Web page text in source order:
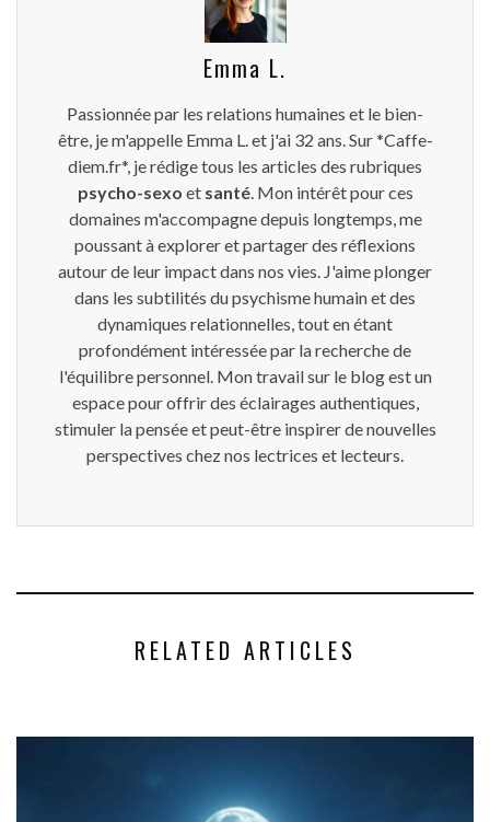
Emma L.
Passionnée par les relations humaines et le bien-
être, je m'appelle Emma L. et j'ai 32 ans. Sur *Caffe-
diem.fr*, je rédige tous les articles des rubriques
psycho-sexo et santé. Mon intérêt pour ces
domaines m'accompagne depuis longtemps, me
poussant à explorer et partager des réflexions
autour de leur impact dans nos vies. J'aime plonger
dans les subtilités du psychisme humain et des
dynamiques relationnelles, tout en étant
profondément intéressée par la recherche de
l'équilibre personnel. Mon travail sur le blog est un
espace pour offrir des éclairages authentiques,
stimuler la pensée et peut-être inspirer de nouvelles
perspectives chez nos lectrices et lecteurs.
RELATED ARTICLES